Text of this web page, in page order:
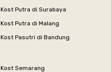
Kost Putra di Surabaya
Kost Putra di Malang
Kost Pasutri di Bandung
Kost Semarang